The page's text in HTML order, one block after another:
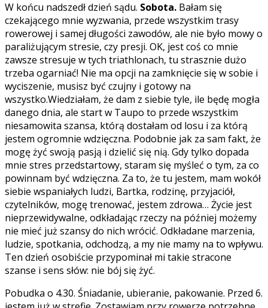
W końcu nadszedł dzień sądu. Sobota. Bałam się
czekającego mnie wyzwania, przede wszystkim trasy
rowerowej i samej długości zawodów, ale nie było mowy o
paraliżującym stresie, czy presji. OK, jest coś co mnie
zawsze stresuje w tych triathlonach, tu strasznie dużo
trzeba ogarniać! Nie ma opcji na zamknięcie się w sobie i
wyciszenie, musisz być czujny i gotowy na
wszystko.Wiedziałam, że dam z siebie tyle, ile będę mogła
danego dnia, ale start w Taupo to przede wszystkim
niesamowita szansa, którą dostałam od losu i za którą
jestem ogromnie wdzięczna. Podobnie jak za sam fakt, że
mogę żyć swoją pasją i dzielić się nią. Gdy tylko dopada
mnie stres przedstartowy, staram się myśleć o tym, za co
powinnam być wdzięczna. Za to, że tu jestem, mam wokół
siebie wspaniałych ludzi, Bartka, rodzinę, przyjaciół,
czytelników, mogę trenować, jestem zdrowa… Życie jest
nieprzewidywalne, odkładając rzeczy na później możemy
nie mieć już szansy do nich wrócić. Odkładane marzenia,
ludzie, spotkania, odchodzą, a my nie mamy na to wpływu.
Ten dzień osobiście przypominał mi takie stracone
szanse i sens słów: nie bój się żyć.
Pobudka o 4.30. Śniadanie, ubieranie, pakowanie. Przed 6.